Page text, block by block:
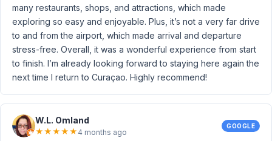
many restaurants, shops, and attractions, which made
exploring so easy and enjoyable. Plus, it’s not a very far drive
to and from the airport, which made arrival and departure
stress-free. Overall, it was a wonderful experience from start
to finish. I’m already looking forward to staying here again the
next time I return to Curaçao. Highly recommend!
W.L. Omland
★★★★★ 4 months ago
GOOGLE